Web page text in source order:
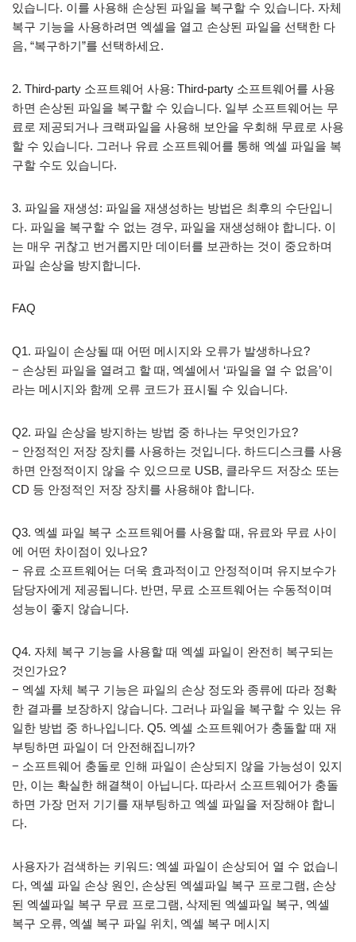
있습니다. 이를 사용해 손상된 파일을 복구할 수 있습니다. 자체
복구 기능을 사용하려면 엑셀을 열고 손상된 파일을 선택한 다
음, “복구하기”를 선택하세요.
2. Third-party 소프트웨어 사용: Third-party 소프트웨어를 사용
하면 손상된 파일을 복구할 수 있습니다. 일부 소프트웨어는 무
료로 제공되거나 크랙파일을 사용해 보안을 우회해 무료로 사용
할 수 있습니다. 그러나 유료 소프트웨어를 통해 엑셀 파일을 복
구할 수도 있습니다.
3. 파일을 재생성: 파일을 재생성하는 방법은 최후의 수단입니
다. 파일을 복구할 수 없는 경우, 파일을 재생성해야 합니다. 이
는 매우 귀찮고 번거롭지만 데이터를 보관하는 것이 중요하며
파일 손상을 방지합니다.
FAQ
Q1. 파일이 손상될 때 어떤 메시지와 오류가 발생하나요?
− 손상된 파일을 열려고 할 때, 엑셀에서 ‘파일을 열 수 없음’이
라는 메시지와 함께 오류 코드가 표시될 수 있습니다.
Q2. 파일 손상을 방지하는 방법 중 하나는 무엇인가요?
− 안정적인 저장 장치를 사용하는 것입니다. 하드디스크를 사용
하면 안정적이지 않을 수 있으므로 USB, 클라우드 저장소 또는
CD 등 안정적인 저장 장치를 사용해야 합니다.
Q3. 엑셀 파일 복구 소프트웨어를 사용할 때, 유료와 무료 사이
에 어떤 차이점이 있나요?
− 유료 소프트웨어는 더욱 효과적이고 안정적이며 유지보수가
담당자에게 제공됩니다. 반면, 무료 소프트웨어는 수동적이며
성능이 좋지 않습니다.
Q4. 자체 복구 기능을 사용할 때 엑셀 파일이 완전히 복구되는
것인가요?
− 엑셀 자체 복구 기능은 파일의 손상 정도와 종류에 따라 정확
한 결과를 보장하지 않습니다. 그러나 파일을 복구할 수 있는 유
일한 방법 중 하나입니다. Q5. 엑셀 소프트웨어가 충돌할 때 재
부팅하면 파일이 더 안전해집니까?
− 소프트웨어 충돌로 인해 파일이 손상되지 않을 가능성이 있지
만, 이는 확실한 해결책이 아닙니다. 따라서 소프트웨어가 충돌
하면 가장 먼저 기기를 재부팅하고 엑셀 파일을 저장해야 합니
다.
사용자가 검색하는 키워드: 엑셀 파일이 손상되어 열 수 없습니
다, 엑셀 파일 손상 원인, 손상된 엑셀파일 복구 프로그램, 손상
된 엑셀파일 복구 무료 프로그램, 삭제된 엑셀파일 복구, 엑셀
복구 오류, 엑셀 복구 파일 위치, 엑셀 복구 메시지